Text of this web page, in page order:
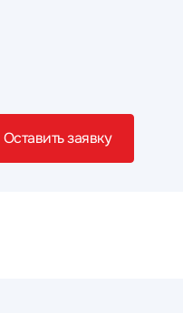
Оставить заявку